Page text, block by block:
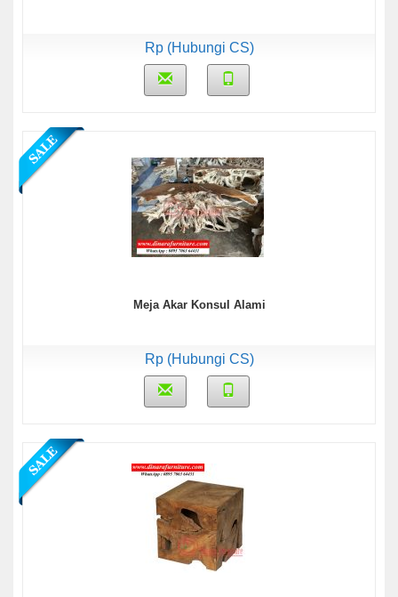
Rp (Hubungi CS)
Meja Akar Konsul Alami
Rp (Hubungi CS)